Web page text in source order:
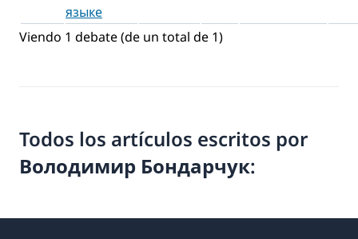
языке
Viendo 1 debate (de un total de 1)
Todos los artículos escritos por
Володимир Бондарчук: